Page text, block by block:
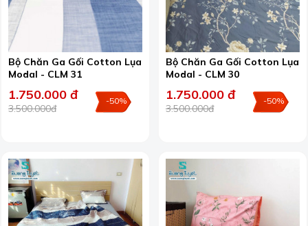
Bộ Chăn Ga Gối Cotton Lụa
Modal - CLM 31
1.750.000 đ
3.500.000đ
-50%
Bộ Chăn Ga Gối Cotton Lụa
Modal - CLM 30
1.750.000 đ
3.500.000đ
-50%